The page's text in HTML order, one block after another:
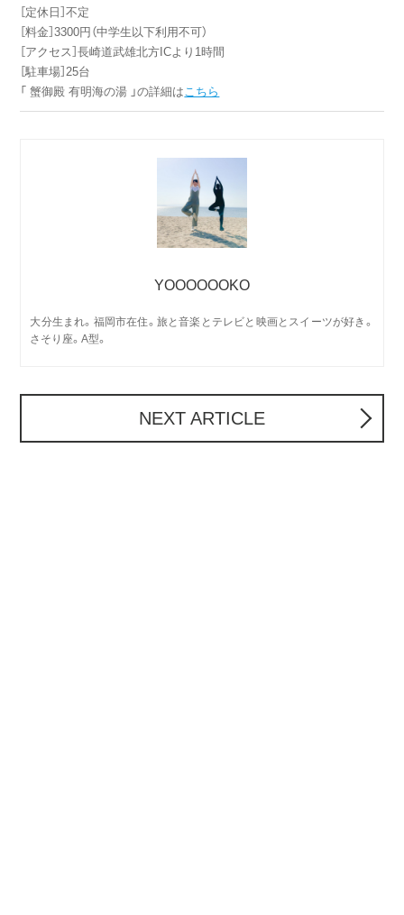
［定休日］不定
［料金］3300円（中学生以下利用不可）
［アクセス］長崎道武雄北方ICより1時間
［駐車場］25台
「 蟹御殿 有明海の湯 」の詳細は こちら
YOOOOOOKO
大分生まれ。福岡市在住。旅と音楽とテレビと映画とスイーツが好き。
さそり座。A型。
NEXT ARTICLE